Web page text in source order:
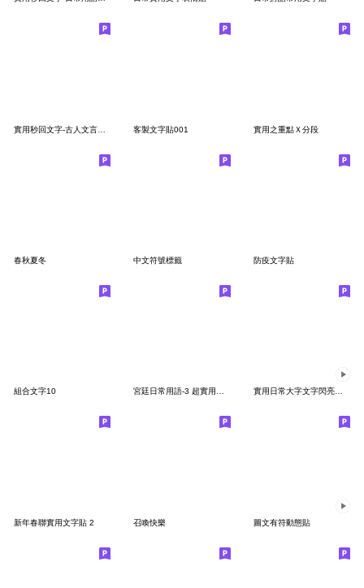
客製文字貼001 實用之重點Ｘ分段
春秋夏冬 中文符號標籤 防疫文字貼
組合文字10 宮廷日常用語-3 超實用對話 實用日常大字文字閃亮動態表情貼桃粉紅8
新年春聯實用文字貼 2 召喚快樂 圖文有符動態貼